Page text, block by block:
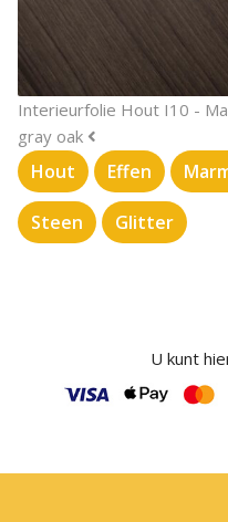
Interieurfolie Hout I10 -
gray oak
Hout Effen
Steen Glitter
U kunt